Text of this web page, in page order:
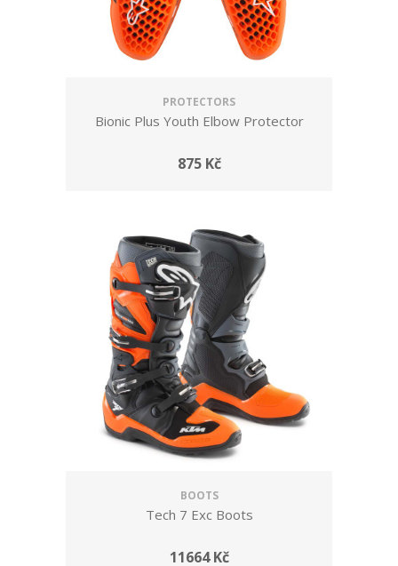
PROTECTORS
Bionic Plus Youth Elbow Protector
875 Kč
BOOTS
Tech 7 Exc Boots
11664 Kč